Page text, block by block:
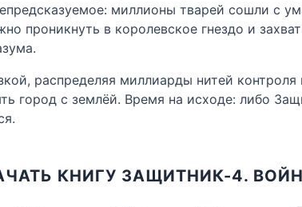
миллионы тварей сошли с
проникнуть в королевское гнездо и
распределяя миллиарды нитей
город с землёй. Время на исходе: либо
КНИГУ ЗАЩИТНИК-4.